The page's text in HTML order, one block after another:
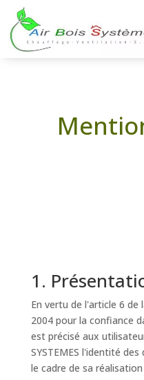
1.
En vertu de l'article 6 de
2004 pour la confiance
est précisé aux
SYSTEMES l'identité
le cadre de sa